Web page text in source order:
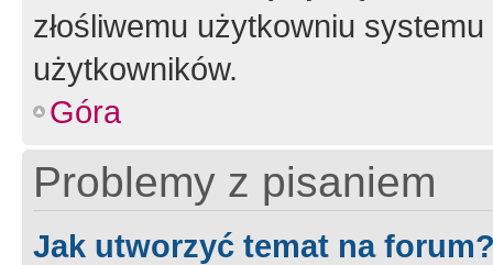
złośliwemu użytkowniu
użytkowników.
Góra
Problemy z pisaniem
Jak utworzyć temat na